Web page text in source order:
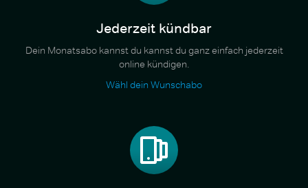
Jederzeit kündbar
Dein Monatsabo kannst du kannst du ganz einfach jederzeit
online kündigen.
Wähl dein Wunschabo